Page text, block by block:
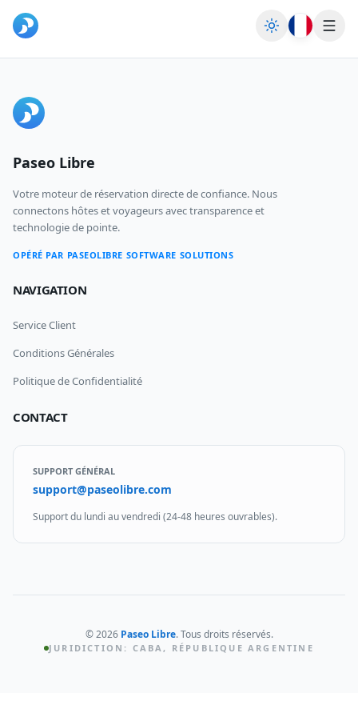
Cambiar
Blog & News
Paseo Libre
Votre moteur de réservation directe de confiance. Nous
connectons hôtes et voyageurs avec transparence et
technologie de pointe.
OPÉRÉ PAR PASEOLIBRE SOFTWARE SOLUTIONS
NAVIGATION
Service Client
Conditions Générales
Politique de Confidentialité
CONTACT
SUPPORT GÉNÉRAL
support@paseolibre.com
Support du lundi au vendredi (24-48 heures ouvrables).
©2026 Paseo Libre.Tous droits réservés.
JURIDICTION: CABA, RÉPUBLIQUE ARGENTINE